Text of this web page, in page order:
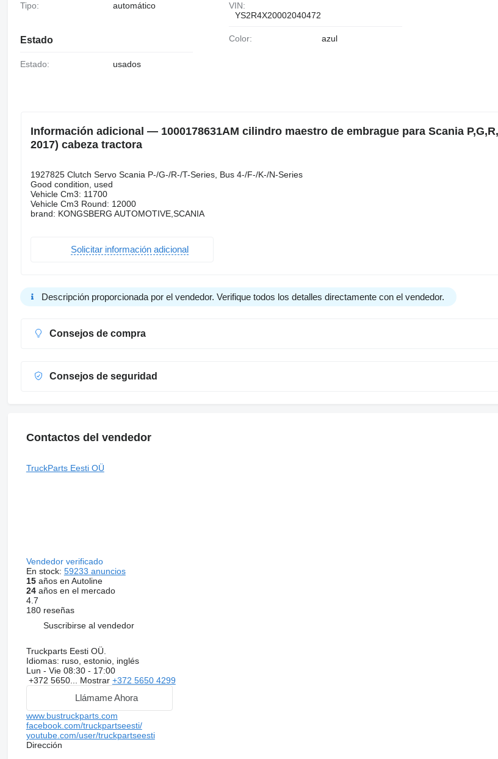
Tipo: automático
Estado
Estado: usados
VIN:
YS2R4X20002040472
Color: azul
Información adicional — 1000178631AM cilindro maestro de embrague para Scania
2017) cabeza tractora
1927825 Clutch Servo Scania P-/G-/R-/T-Series, Bus 4-/F-/K-/N-Series
Good condition, used
Vehicle Cm3: 11700
Vehicle Cm3 Round: 12000
brand: KONGSBERG AUTOMOTIVE,SCANIA
Solicitar información adicional
Descripción proporcionada por el vendedor. Verifique todos los detalles directamente con el vendedor.
Consejos de compra
Consejos de seguridad
Contactos del vendedor
TruckParts Eesti OÜ
Vendedor verificado
En stock: 59233 anuncios
15años en Autoline
24años en el mercado
4.7
180 reseñas
Suscribirse al vendedor
Truckparts Eesti OÜ.
Idiomas: ruso, estonio, inglés
Lun - Vie 08:30 - 17:00
+372 5650... Mostrar +372 5650 4299
Llámame Ahora
www.bustruckparts.com
facebook.com/truckpartseesti/
youtube.com/user/truckpartseesti
Dirección